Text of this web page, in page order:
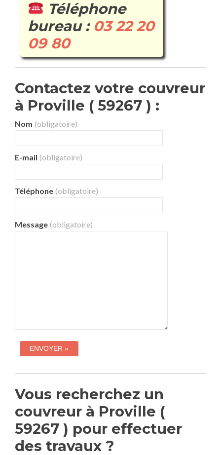
Téléphone
bureau : 03 22 20
09 80
Contactez votre couvreur
à Proville ( 59267 ) :
Nom (obligatoire)
E-mail (obligatoire)
Téléphone (obligatoire)
Message (obligatoire)
Vous recherchez un
couvreur à Proville (
59267 ) pour effectuer
des travaux ?